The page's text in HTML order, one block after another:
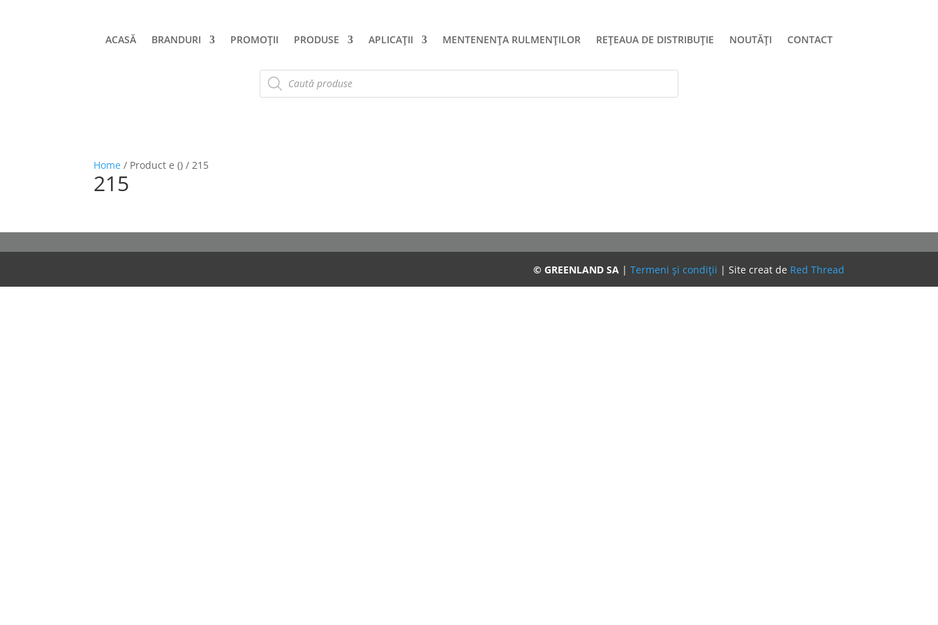
ACASĂ BRANDURI PROMOȚII PRODUSE APLICAȚII MENTENENȚA RULMENȚILOR REȚEAUA DE DISTRIBUȚIE NOUTĂȚI CONTACT
Products
search
Home / Product e () / 215
215
© GREENLAND SA| Termeni și condiții | Site creat de Red Thread